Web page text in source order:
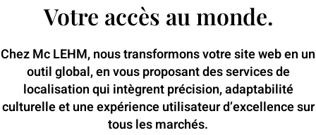
Votre accès au monde.
Chez Mc LEHM, nous transformons votre site web en un
outil global, en vous proposant des services de
localisation qui intègrent précision, adaptabilité
culturelle et une expérience utilisateur d’excellence sur
tous les marchés.